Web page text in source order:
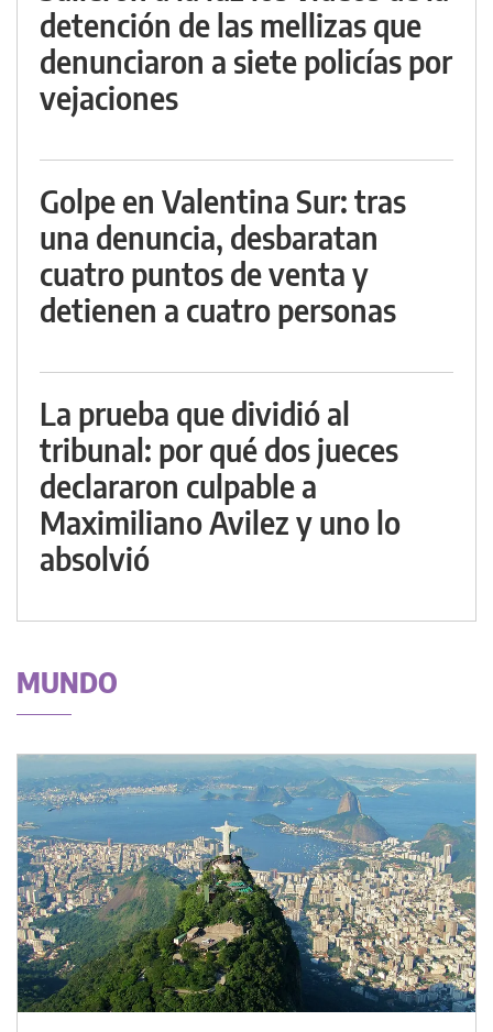
detención de las mellizas que
denunciaron a siete policías por
vejaciones
Golpe en Valentina Sur: tras
una denuncia, desbaratan
cuatro puntos de venta y
detienen a cuatro personas
La prueba que dividió al
tribunal: por qué dos jueces
declararon culpable a
Maximiliano Avilez y uno lo
absolvió
MUNDO